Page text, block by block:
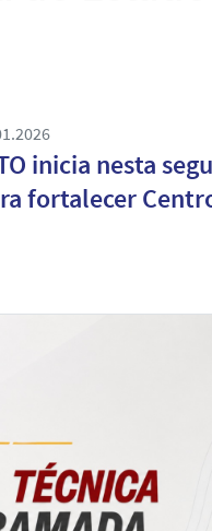
inicia nesta
fortalecer